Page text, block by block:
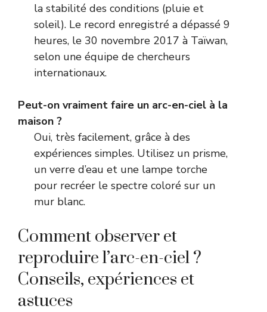
la stabilité des conditions (pluie et
soleil). Le record enregistré a dépassé 9
heures, le 30 novembre 2017 à Taïwan,
selon une équipe de chercheurs
internationaux.
Peut-on vraiment faire un arc-en-ciel à la
maison ?
Oui, très facilement, grâce à des
expériences simples. Utilisez un prisme,
un verre d’eau et une lampe torche
pour recréer le spectre coloré sur un
mur blanc.
Comment observer et
reproduire l’arc-en-ciel ?
Conseils, expériences et
astuces